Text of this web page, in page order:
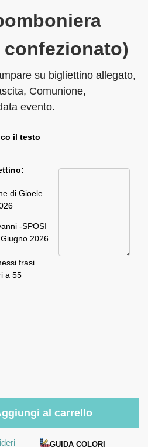
su bigliettino allegato,
Comunione,
evento.
il testo
di Gioele
-SPOSI
2026
frasi
a 55
al carrello
GUIDA COLORI